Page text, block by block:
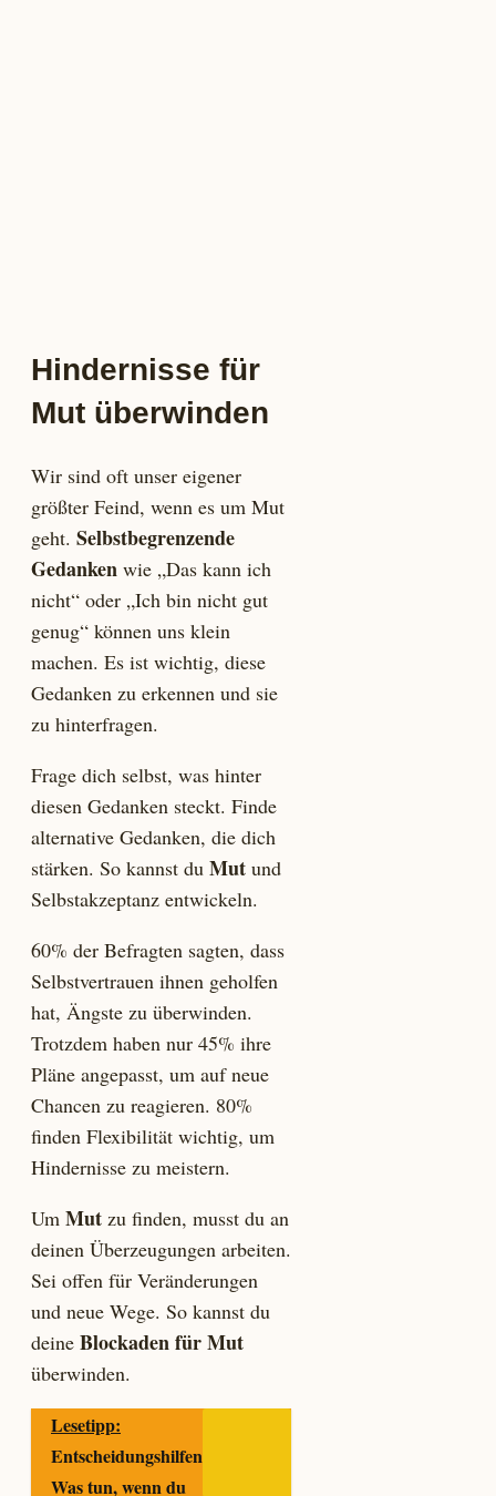
Hindernisse für
Mut überwinden
Wir sind oft unser eigener
größter Feind, wenn es um Mut
geht. Selbstbegrenzende
Gedanken wie „Das kann ich
nicht“ oder „Ich bin nicht gut
genug“ können uns klein
machen. Es ist wichtig, diese
Gedanken zu erkennen und sie
zu hinterfragen.
Frage dich selbst, was hinter
diesen Gedanken steckt. Finde
alternative Gedanken, die dich
stärken. So kannst du Mut und
Selbstakzeptanz entwickeln.
60% der Befragten sagten, dass
Selbstvertrauen ihnen geholfen
hat, Ängste zu überwinden.
Trotzdem haben nur 45% ihre
Pläne angepasst, um auf neue
Chancen zu reagieren. 80%
finden Flexibilität wichtig, um
Hindernisse zu meistern.
Um Mut zu finden, musst du an
deinen Überzeugungen arbeiten.
Sei offen für Veränderungen
und neue Wege. So kannst du
deine Blockaden für Mut
überwinden.
Lesetipp:
Entscheidungshilfen:
Was tun, wenn du